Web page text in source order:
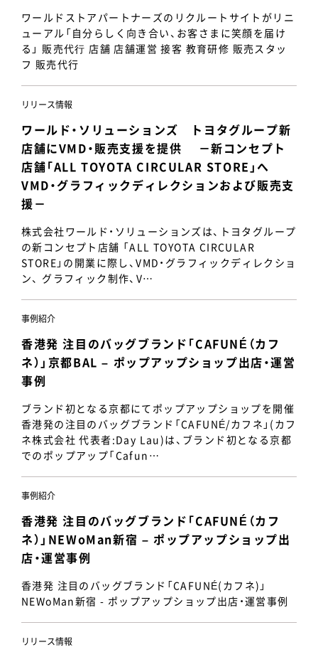
ワールドストアパートナーズのリクルートサイトがリニ
ューアル「自分らしく向き合い、お客さまに笑顔を届け
る」 販売代⾏ 店舗 店舗運営 接客 教育研修 販売スタッ
フ 販売代行
リリース情報
ワールド・ソリューションズ トヨタグループ新
店舗にVMD・販売支援を提供 －新コンセプト
店舗「ALL TOYOTA CIRCULAR STORE」へ
VMD・グラフィックディレクションおよび販売支
援－
株式会社ワールド・ソリューションズは、トヨタグループ
の新コンセプト店舗 「ALL TOYOTA CIRCULAR
STORE」の開業に際し、VMD・グラフィックディレクショ
ン、 グラフィック制作、V…
事例紹介
香港発 注目のバッグブランド「CAFUNÉ（カフ
ネ）」京都BAL – ポップアップショップ出店・運営
事例
ブランド初となる京都にてポップアップショップを開催
香港発の注目のバッグブランド「CAFUNÉ/カフネ」(カフ
ネ株式会社 代表者:Day Lau)は、ブランド初となる京都
でのポップアップ「Cafun…
事例紹介
香港発 注目のバッグブランド「CAFUNÉ（カフ
ネ）」NEWoMan新宿 – ポップアップショップ出
店・運営事例
香港発 注目のバッグブランド「CAFUNÉ(カフネ)」
NEWoMan新宿 - ポップアップショップ出店・運営事例
リリース情報